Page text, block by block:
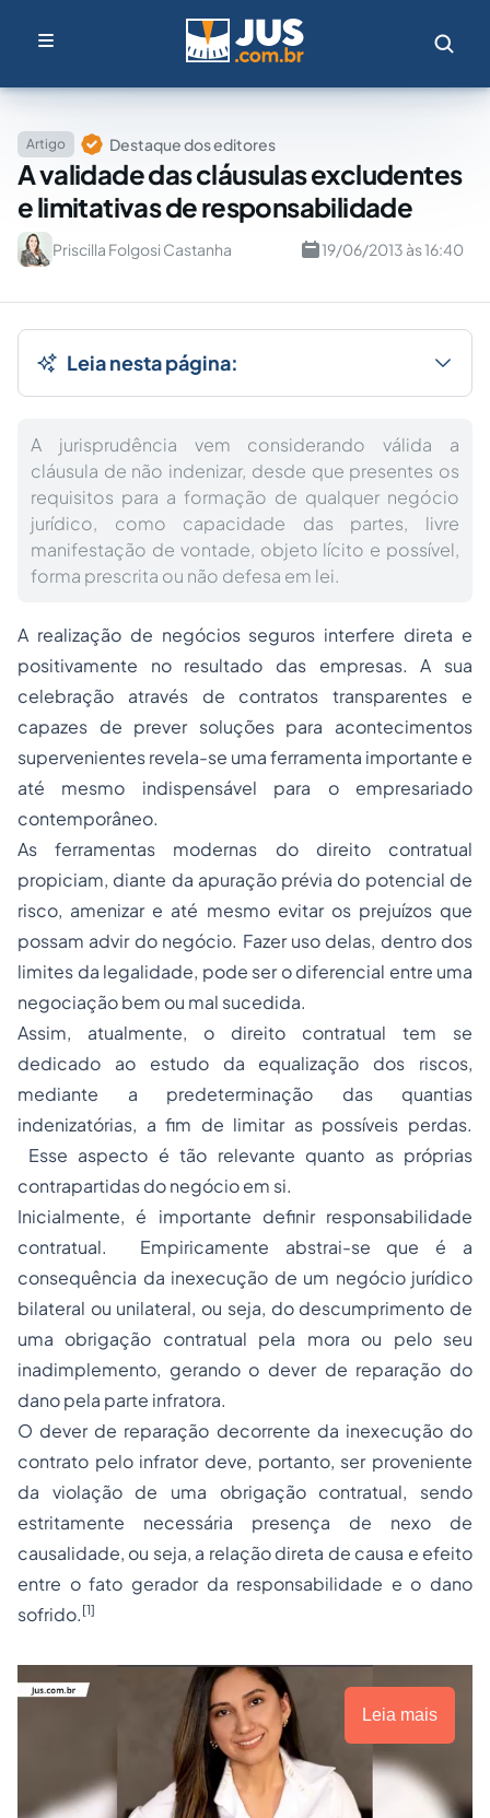
Artigo Destaque dos editores
A validade das cláusulas excludentes
e limitativas de responsabilidade
Priscilla Folgosi Castanha 19/06/2013 às 16:40
Leia nesta página:
A jurisprudência vem considerando válida a
cláusula de não indenizar, desde que presentes os
requisitos para a formação de qualquer negócio
jurídico, como capacidade das partes, livre
manifestação de vontade, objeto lícito e possível,
forma prescrita ou não defesa em lei.
A realização de negócios seguros interfere direta e
positivamente no resultado das empresas. A sua
celebração através de contratos transparentes e
capazes de prever soluções para acontecimentos
supervenientes revela-se uma ferramenta importante e
até mesmo indispensável para o empresariado
contemporâneo.
As ferramentas modernas do direito contratual
propiciam, diante da apuração prévia do potencial de
risco, amenizar e até mesmo evitar os prejuízos que
possam advir do negócio. Fazer uso delas, dentro dos
limites da legalidade, pode ser o diferencial entre uma
negociação bem ou mal sucedida.
Assim, atualmente, o direito contratual tem se
dedicado ao estudo da equalização dos riscos,
mediante a predeterminação das quantias
indenizatórias, a fim de limitar as possíveis perdas.
Esse aspecto é tão relevante quanto as próprias
contrapartidas do negócio em si.
Inicialmente, é importante definir responsabilidade
contratual. Empiricamente abstrai-se que é a
consequência da inexecução de um negócio jurídico
bilateral ou unilateral, ou seja, do descumprimento de
uma obrigação contratual pela mora ou pelo seu
inadimplemento, gerando o dever de reparação do
dano pela parte infratora.
O dever de reparação decorrente da inexecução do
contrato pelo infrator deve, portanto, ser proveniente
da violação de uma obrigação contratual, sendo
estritamente necessária presença de nexo de
causalidade, ou seja, a relação direta de causa e efeito
entre o fato gerador da responsabilidade e o dano
sofrido. [1]
Leia mais